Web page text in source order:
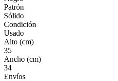
Patrón
Sólido
Condición
Usado
Alto (cm)
35
Ancho (cm)
34
Envíos